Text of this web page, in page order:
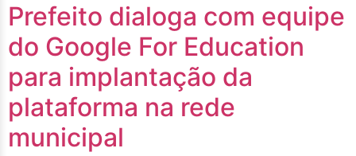
Prefeito dialoga com equipe
do Google For Education
para implantação da
plataforma na rede
municipal